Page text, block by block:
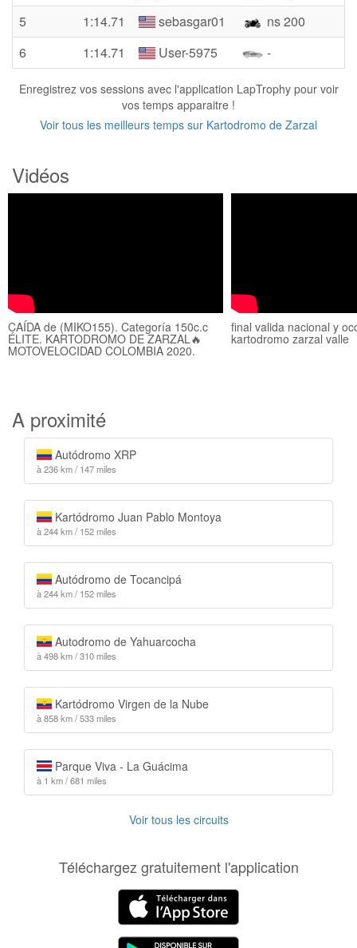
5
1:14.71 sebasgar01
ns 200
6
1:14.71 User-5975 -
Enregistrez vos sessions avec l'application LapTrophy pour voir
vos temps apparaitre !
Voir tous les meilleurs temps sur Kartodromo de Zarzal
Vidéos
CAÍDA de (MIKO155). Categoría 150c.c
ÉLITE. KARTODROMO DE ZARZAL🔥
MOTOVELOCIDAD COLOMBIA 2020.
final valida nacional y
kartodromo zarzal valle
A proximité
Autódromo XRP
à 236 km / 147 miles
Kartódromo Juan Pablo Montoya
à 244 km / 152 miles
Autódromo de Tocancipá
à 244 km / 152 miles
Autodromo de Yahuarcocha
à 498 km / 310 miles
Kartódromo Virgen de la Nube
à 858 km / 533 miles
Parque Viva - La Guácima
à 1 km / 681 miles
Voir tous les circuits
Téléchargez gratuitement l'application